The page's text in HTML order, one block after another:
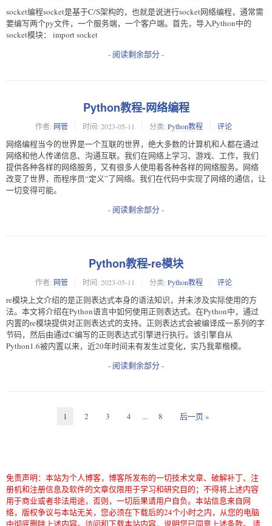
socket编程socket是基于C/S架构的，也就是说进行socket网络编程，通常需
要编写两个py文件，一个服务端，一个客户端。首先，导入Python中的
socket模块： import socket
- 阅读剩余部分 -
Python教程-网络编程
作者: 网管 时间: 2023-05-11 分类: Python教程 评论
网络编程当今的世界是一个互联的世界，绝大多数的计算机和人都在通过
网络和他人传递信息、沟通互联。我们在网络上学习、游戏、工作，我们
提供各种各样的网络服务，又有很多人使用着各种各样的网络服务。网络
改变了世界，而程序员“定义”了网络。我们在代码中实现了网络的通信，让
一切变得可能。
- 阅读剩余部分 -
Python教程-re模块
作者: 网管 时间: 2023-05-11 分类: Python教程 评论
re模块上文介绍的是正则表达式本身的语法知识，并未涉及实际使用的方
法。本文将介绍在Python语言中如何使用正则表达式。在Python中，通过
内置的re模块提供对正则表达式的支持。正则表达式会被编译成一系列的字
节码，然后由通过C编写的正则表达式引擎进行执行。该引擎自从
Python1.6被内置以来，近20年时间未有发生过变化，实乃我辈楷模。
- 阅读剩余部分 -
1 2 3 4 ... 8 后一页 »
免责声明：本站为个人博客，博客所发布的一切技术文章、破解补丁、注
册机和注册信息及软件的文章仅限用于学习和研究目的；不得将上述内容
用于商业或者非法用途，否则，一切后果请用户自负。本站信息来自网
络，版权争议与本站无关，您必须在下载后的24个小时之内，从您的电脑
中彻底删除上述内容。访问和下载本站内容，说明您已同意上述条款。 请